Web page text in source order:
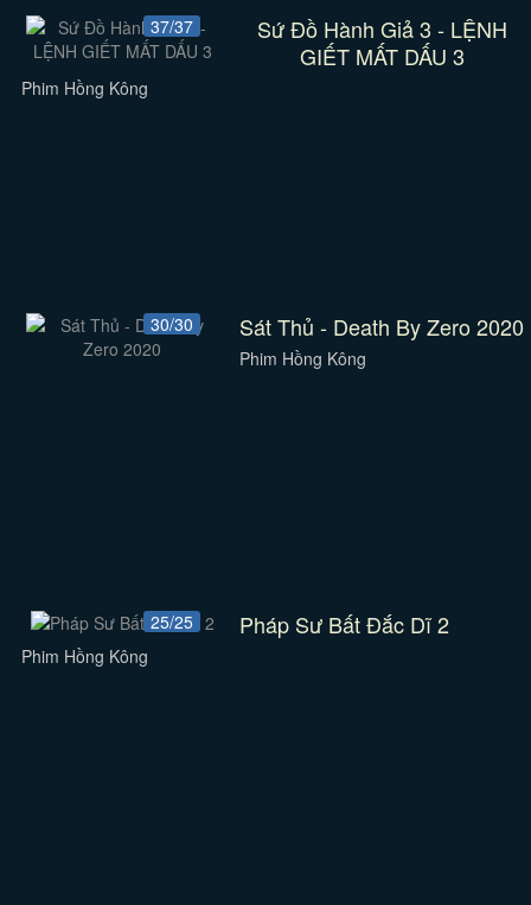
37/37
Sứ Đồ Hành Giả 3 - LỆNH
GIẾT MẤT DẤU 3
Phim Hồng Kông
30/30 Sát Thủ - Death By Zero 2020
Phim Hồng Kông
25/25 Pháp Sư Bất Đắc Dĩ 2
Phim Hồng Kông